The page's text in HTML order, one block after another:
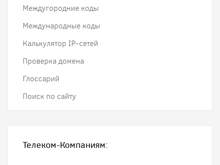
Междугородние коды
Международные коды
Калькулятор IP-сетей
Проверка домена
Глоссарий
Поиск по сайту
Телеком-Компаниям: